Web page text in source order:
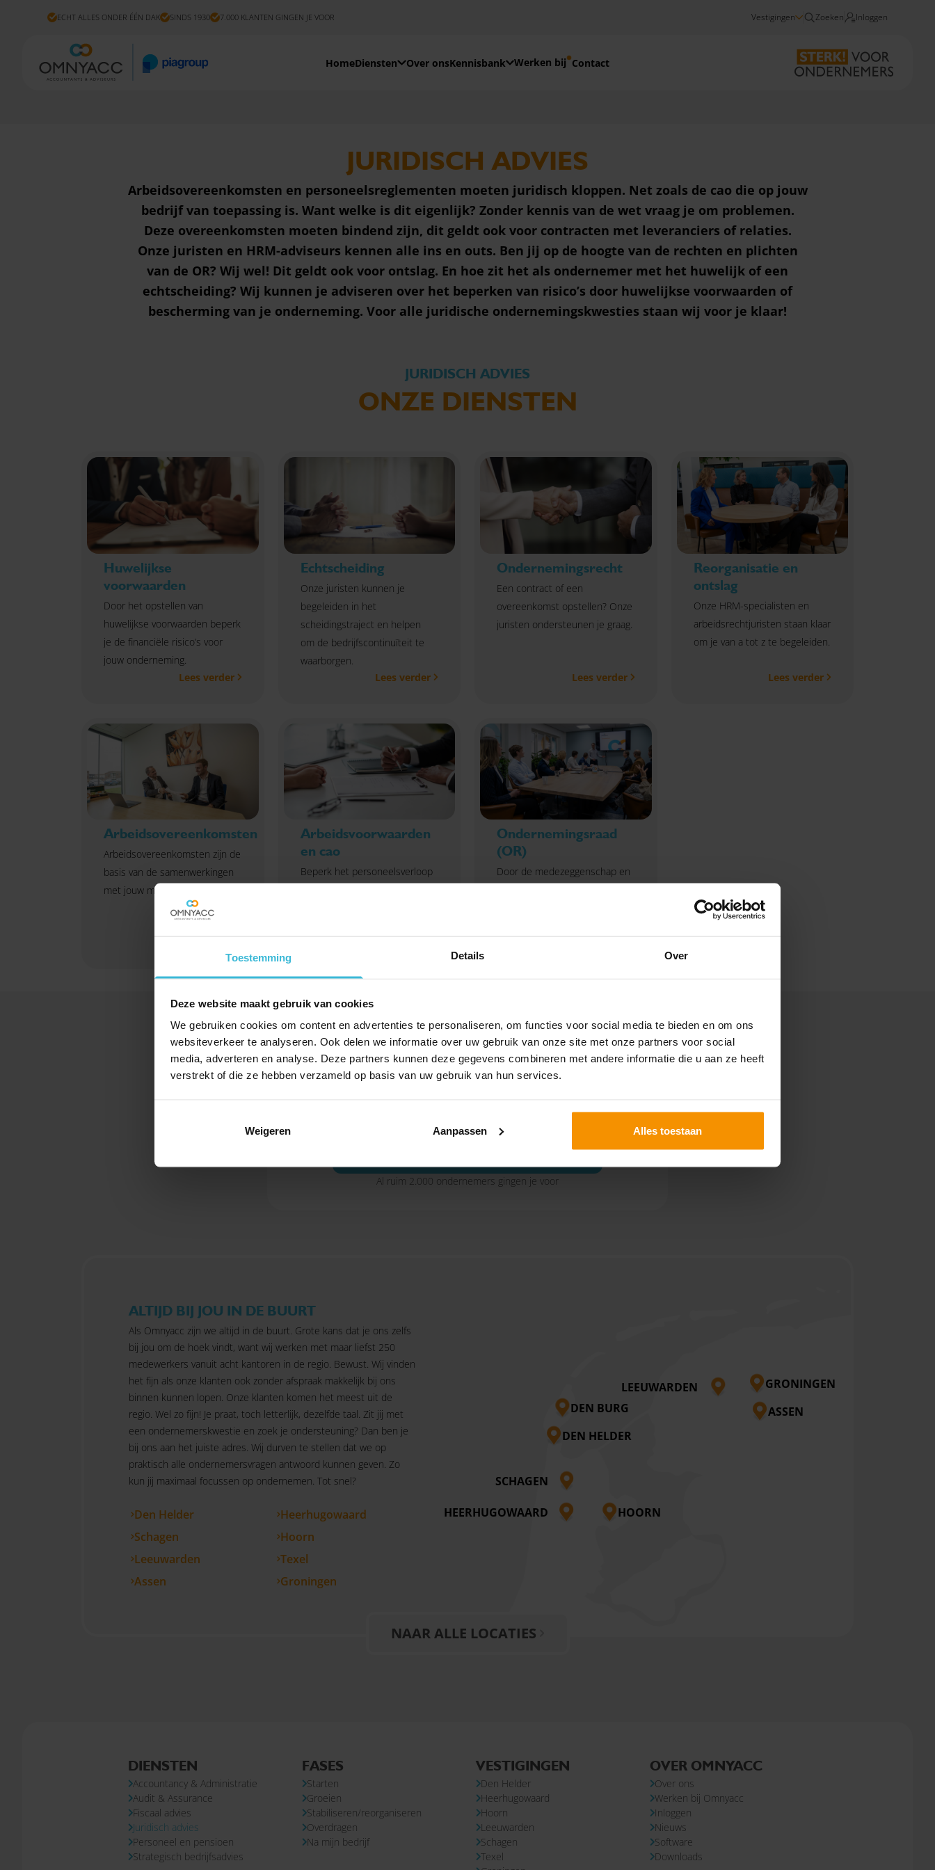
Toestemming Details Over
Deze website maakt gebruik van cookies
We gebruiken cookies om content en advertenties te personaliseren, om functies voor social media te bieden en om ons
websiteverkeer te analyseren. Ook delen we informatie over uw gebruik van onze site met onze partners voor social
media, adverteren en analyse. Deze partners kunnen deze gegevens combineren met andere informatie die u aan ze heeft
verstrekt of die ze hebben verzameld op basis van uw gebruik van hun services.
Weigeren Aanpassen Alles toestaan
ECHT ALLES ONDER ÉÉN DAK SINDS 1930 7.000 KLANTEN GINGEN JE VOOR Vestigingen Zoeken Inloggen
HomeDiensten Over onsKennisbank Werken bij Contact
Juridisch advies
JURIDISCH ADVIES
Arbeidsovereenkomsten en personeelsreglementen moeten juridisch kloppen. Net zoals de cao die op jouw
bedrijf van toepassing is. Want welke is dit eigenlijk? Zonder kennis van de wet vraag je om problemen.
Deze overeenkomsten moeten bindend zijn, dit geldt ook voor contracten met leveranciers of relaties.
Onze juristen en HRM-adviseurs kennen alle ins en outs. Ben jij op de hoogte van de rechten en plichten
van de OR? Wij wel! Dit geldt ook voor ontslag. En hoe zit het als ondernemer met het huwelijk of een
echtscheiding? Wij kunnen je adviseren over het beperken van risico’s door huwelijkse voorwaarden of
bescherming van je onderneming. Voor alle juridische ondernemingskwesties staan wij voor je klaar!
JURIDISCH ADVIES
ONZE DIENSTEN
Huwelijkse
voorwaarden
Door het opstellen van
huwelijkse voorwaarden beperk
je de financiële risico’s voor
jouw onderneming.
Lees verder
Echtscheiding
Onze juristen kunnen je
begeleiden in het
scheidingstraject en helpen
om de bedrijfscontinuïteit te
waarborgen.
Lees verder
Ondernemingsrecht
Een contract of een
overeenkomst opstellen? Onze
juristen ondersteunen je graag.
Lees verder
Reorganisatie en
ontslag
Onze HRM-specialisten en
arbeidsrechtjuristen staan klaar
om je van a tot z te begeleiden.
Lees verder
Arbeidsovereenkomsten
Arbeidsovereenkomsten zijn de
basis van de samenwerkingen
met jouw medewerkers.
Arbeidsvoorwaarden
en cao
Beperk het personeelsverloop
Ondernemingsraad
(OR)
Door de medezeggenschap en
Blijf op de hoogte en volg
Omnyacc op LinkedIn
OMNYACC OP LINKEDIN VOLGEN
Al ruim 2.000 ondernemers gingen je voor
ALTIJD BIJ JOU IN DE BUURT
Als Omnyacc zijn we altijd in de buurt. Grote kans dat je ons zelfs
bij jou om de hoek vindt, want wij werken met maar liefst 250
medewerkers vanuit acht kantoren in de regio. Bewust. Wij vinden
het fijn als onze klanten ook zonder afspraak makkelijk bij ons
binnen kunnen lopen. Onze klanten komen het meest uit de
regio. Wel zo fijn! Je praat, toch letterlijk, dezelfde taal. Zit jij met
een ondernemerskwestie en zoek je ondersteuning? Dan ben je
bij ons aan het juiste adres. Wij durven te stellen dat we op
praktisch alle ondernemersvragen antwoord kunnen geven. Zo
kun jij maximaal focussen op ondernemen. Tot snel?
Den Helder
Heerhugowaard
Schagen
Hoorn
Leeuwarden
Texel
Assen
Groningen
LEEUWARDEN
DEN BURG
DEN HELDER
SCHAGEN
HEERHUGOWAARD HOORN
ASSEN
GRONINGEN
NAAR ALLE LOCATIES
DIENSTEN
Accountancy & Administratie
Audit & Assurance
Fiscaal advies
Juridisch advies
Personeel en pensioen
Strategisch bedrijfsadvies
FASES
Starten
Groeien
Stabiliseren/reorganiseren
Overdragen
Na mijn bedrijf
VESTIGINGEN
Den Helder
Heerhugowaard
Hoorn
Leeuwarden
Schagen
Texel
OVER OMNYACC
Over ons
Werken bij Omnyacc
Inloggen
Nieuws
Software
Downloads